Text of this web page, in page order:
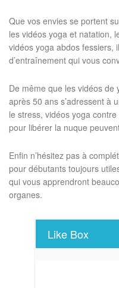
Que vos envies se portent
les vidéos yoga et natation,
vidéos yoga abdos fessiers,
d’entraînement qui vous
De même que les vidéos
après 50 ans s’adressent à
le stress, vidéos yoga
pour libérer la nuque
Enfin n’hésitez pas à
pour débutants toujours
qui vous apprendront
organes.
Like Box